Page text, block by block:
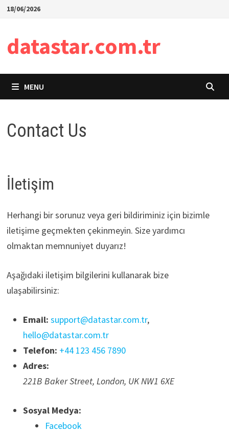
Skip18/06/2026
datastar.com.tr
MENU
Contact Us
İletişim
Herhangi bir sorunuz veya geri bildiriminiz için bizimle
iletişime geçmekten çekinmeyin. Size yardımcı
olmaktan memnuniyet duyarız!
Aşağıdaki iletişim bilgilerini kullanarak bize
ulaşabilirsiniz:
Email: support@datastar.com.tr,
hello@datastar.com.tr
Telefon: +44 123 456 7890
Adres:
221B Baker Street, London, UK NW1 6XE
Sosyal Medya:
Facebook